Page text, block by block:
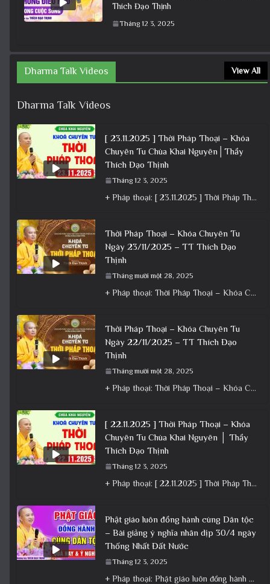
Thích Đạo Thịnh
Tháng 12 3, 2025
Dharma Talk Videos View All
Dharma Talk Videos
[ 23.11.2025 ] Thời Pháp Thoại – Khóa
Chuyên Tu Chùa Khai Nguyên│Thầy
Thích Đạo Thịnh
Tháng 12 3, 2025
+ Pháp thoại: [ 23.11.2025 ] Thời Pháp Thoại – Khóa Chuyên Tu Chùa Khai Nguyên│Thầy Thích Đạo Thịnh +
Thời Pháp Thoại – Khóa Chuyên Tu
Ngày 23/11/2025 – TT Thích Đạo
Thịnh
Tháng mười một 28, 2025
+ Pháp thoại: Thời Pháp Thoại – Khóa Chuyên Tu Ngày 23/11/2025 – TT Thích Đạo Thịnh + Album: Pháp
Thời Pháp Thoại – Khóa Chuyên Tu
Ngày 22/11/2025 – TT Thích Đạo
Thịnh
Tháng mười một 28, 2025
+ Pháp thoại: Thời Pháp Thoại – Khóa Chuyên Tu Ngày 22/11/2025 – TT Thích Đạo Thịnh + Album: Pháp
[ 22.11.2025 ] Thời Pháp Thoại – Khóa
Chuyên Tu Chùa Khai Nguyên │ Thầy
Thích Đạo Thịnh
Tháng 12 3, 2025
+ Pháp thoại: [ 22.11.2025 ] Thời Pháp Thoại – Khóa Chuyên Tu Chùa Khai Nguyên │ Thầy Thích Đạo
Phật giáo luôn đồng hành cùng Dân tộc
– Bài giảng ý nghĩa nhân dịp 30/4 ngày
Thống Nhất Đất Nước
Tháng 12 3, 2025
+ Pháp thoại: Phật giáo luôn đồng hành cùng Dân tộc – Bài giảng ý nghĩa nhân dịp 30/4 ngày